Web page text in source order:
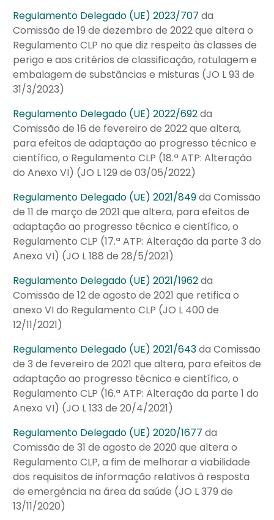
Regulamento Delegado (UE) 2023/707 da
Comissão de 19 de dezembro de 2022 que altera o
Regulamento CLP no que diz respeito às classes de
perigo e aos critérios de classificação, rotulagem e
embalagem de substâncias e misturas (JO L 93 de
31/3/2023)
Regulamento Delegado (UE) 2022/692da
Comissão de 16 de fevereiro de 2022 que altera,
para efeitos de adaptação ao progresso técnico e
científico, o Regulamento CLP (18.ª ATP: Alteração
do Anexo VI) (JO L 129 de 03/05/2022)
Regulamento Delegado (UE) 2021/849da Comissão
de 11 de março de 2021 que altera, para efeitos de
adaptação ao progresso técnico e científico, o
Regulamento CLP (17.ª ATP: Alteração da parte 3 do
Anexo VI) (JO L 188 de 28/5/2021)
Regulamento Delegado (UE) 2021/1962da
Comissão de 12 de agosto de 2021 que retifica o
anexo VI do Regulamento CLP (JO L 400 de
12/11/2021)
Regulamento Delegado (UE) 2021/643da Comissão
de 3 de fevereiro de 2021 que altera, para efeitos de
adaptação ao progresso técnico e científico, o
Regulamento CLP (16.ª ATP: Alteração da parte 1 do
Anexo VI) (JO L 133 de 20/4/2021)
Regulamento Delegado (UE) 2020/1677 da
Comissão de 31 de agosto de 2020 que altera o
Regulamento CLP, a fim de melhorar a viabilidade
dos requisitos de informação relativos à resposta
de emergência na área da saúde (JO L 379 de
13/11/2020)